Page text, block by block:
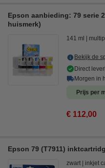
Epson aanbieding: 79 serie
huismerk)
141 ml
Bekijk de
Direct
Morgen in
Prijs per
€ 112,00
Epson 79 (T7911)
zwart inkjet